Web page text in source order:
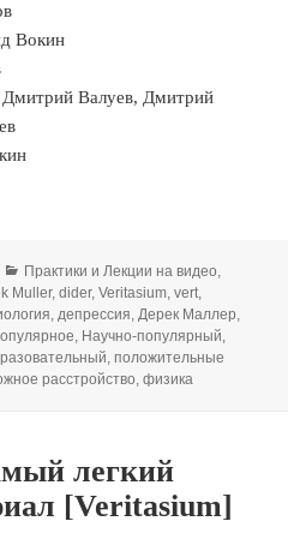
Вокин
Валуев, Дмитрий
Рубрики
Практики и Лекции на видео,
Muller,dider,Veritasium,vert,
,депрессия,Дерек Маллер,
, Научно-популярный,
,положительные
расстройство,физика
легкий
[Veritasium]